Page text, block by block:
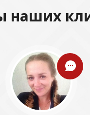
наших